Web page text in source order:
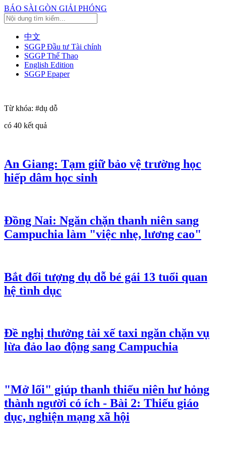
BÁO SÀI GÒN GIẢI PHÓNG
中文
SGGP Đầu tư Tài chính
SGGP Thể Thao
English Edition
SGGP Epaper
Từ khóa: #dụ dỗ
có 40 kết quả
An Giang: Tạm giữ bảo vệ trường học
hiếp dâm học sinh
Đồng Nai: Ngăn chặn thanh niên sang
Campuchia làm "việc nhẹ, lương cao"
Bắt đối tượng dụ dỗ bé gái 13 tuổi quan
hệ tình dục
Đề nghị thưởng tài xế taxi ngăn chặn vụ
lừa đảo lao động sang Campuchia
"Mở lối" giúp thanh thiếu niên hư hỏng
thành người có ích - Bài 2: Thiếu giáo
dục, nghiện mạng xã hội